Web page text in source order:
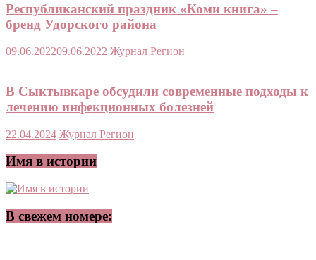
Республиканский праздник «Коми книга» –
бренд Удорского района
09.06.202209.06.2022 Журнал Регион
В Сыктывкаре обсудили современные подходы к
лечению инфекционных болезней
22.04.2024 Журнал Регион
Имя в истории
В свежем номере: